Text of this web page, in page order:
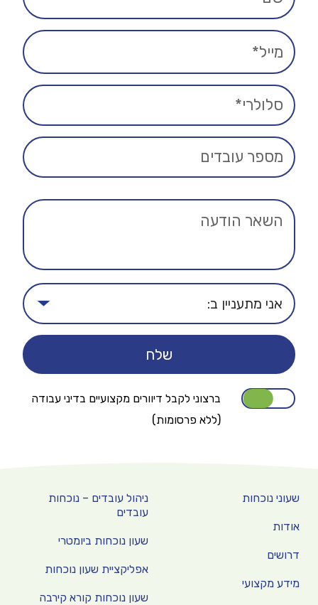
ברצוני לקבל דיוורים מקצועיים בדיני עבודה
(ללא פרסומות)
שעוני נוכחות
אודות
דרושים
מידע מקצועי
ניהול עובדים – נוכחות
עובדים
שעון נוכחות ביומטרי
אפליקציית שעון נוכחות
שעון נוכחות קורא קירבה